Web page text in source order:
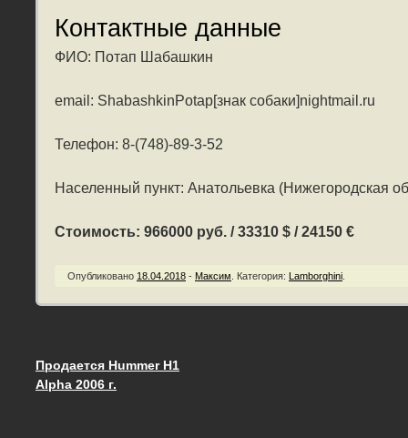
Контактные данные
ФИО: Потап Шабашкин
email: ShabashkinPotap[знак собаки]nightmail.ru
Телефон: 8-(748)-89-3-52
Населенный пункт: Анатольевка (Нижегородская
Стоимость: 966000 руб. / 33310 $ / 24150 €
Опубликовано 18.04.2018 - Максим Категория: Lamborghini
Запись навигация
Продается Hummer H1
Alpha 2006 г.